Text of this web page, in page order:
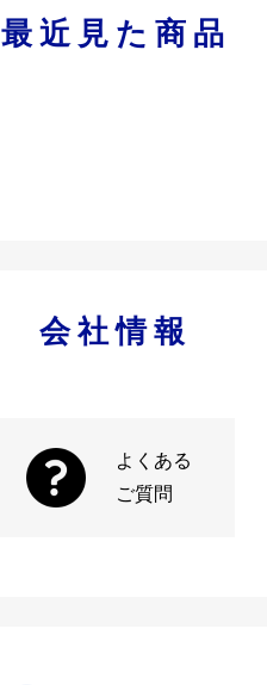
最近見た商品
会社情報
よくある
ご質問